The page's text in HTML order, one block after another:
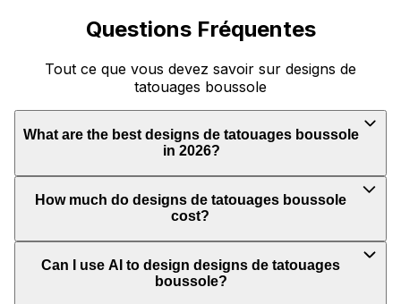
Questions Fréquentes
Tout ce que vous devez savoir sur designs de
tatouages boussole
What are the best designs de tatouages boussole
in 2026?
How much do designs de tatouages boussole
cost?
Can I use AI to design designs de tatouages
boussole?